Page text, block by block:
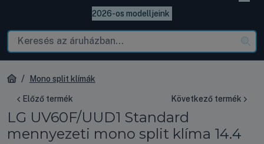
2026-os modelljeink
Mono split klímák
Előző termék Következő termék
LG UV60F/UUD1 Standard
mennyezeti mono split klíma 14.4